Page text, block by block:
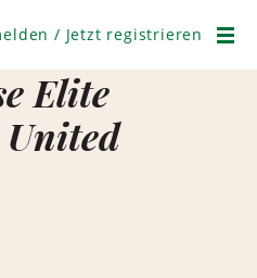
/ Jetzt registrieren
Elite